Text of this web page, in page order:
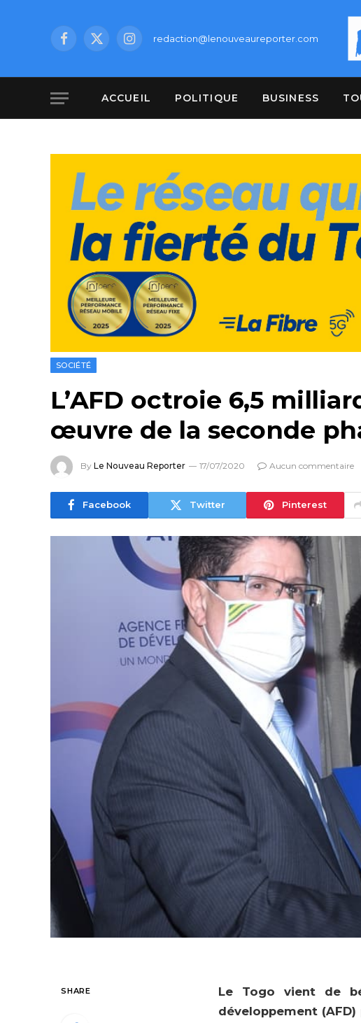
Facebook
X
Instagramredaction@lenouveaureporter.com
ACCUEIL POLITIQUE BUSINESS
SOCIÉTÉ
L’AFD octroie 6,5
œuvre de la seconde
By Le Nouveau Reporter 17/07/2020 Aucun commentaire
Facebook Twitter Pinterest
SHARE Le Togo vient de
développement